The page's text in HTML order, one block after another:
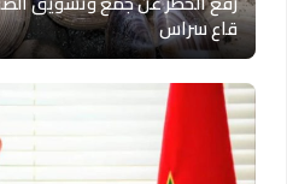
قاع سراس